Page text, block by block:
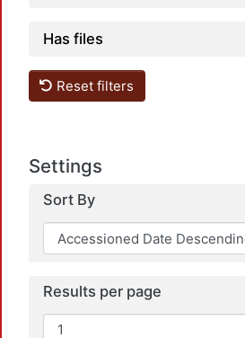
Has files
Reset filters
Settings
Sort By
Results per page